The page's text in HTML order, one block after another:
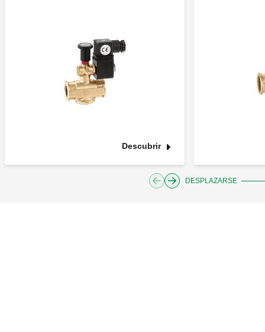
Descubrir
DESPLAZARSE